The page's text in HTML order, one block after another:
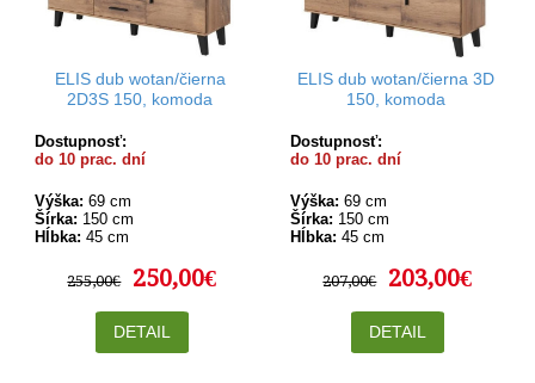
ELIS dub wotan/čierna
2D3S 150, komoda
Dostupnosť:
do 10 prac. dní
Výška: 69 cm
Šírka: 150 cm
Hĺbka: 45 cm
255,00€ 250,00€
DETAIL
ELIS dub wotan/čierna 3D
150, komoda
Dostupnosť:
do 10 prac. dní
Výška: 69 cm
Šírka: 150 cm
Hĺbka: 45 cm
207,00€ 203,00€
DETAIL